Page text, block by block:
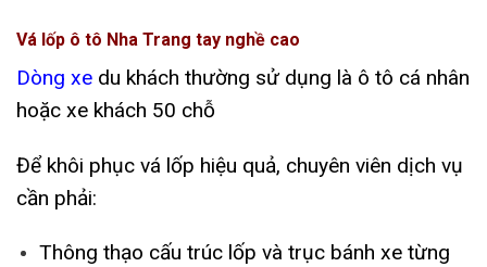
Vá lốp ô tô Nha Trang tay nghề cao
Dòng xe du khách thường sử dụng là ô tô cá nhân
hoặc xe khách 50 chỗ
Để khôi phục vá lốp hiệu quả, chuyên viên dịch vụ
cần phải:
Thông thạo cấu trúc lốp và trục bánh xe từng